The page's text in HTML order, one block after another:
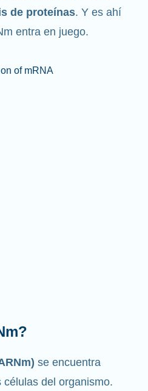
de proteínas. Y es ahí
entra en juego.
que
el ARNm es un